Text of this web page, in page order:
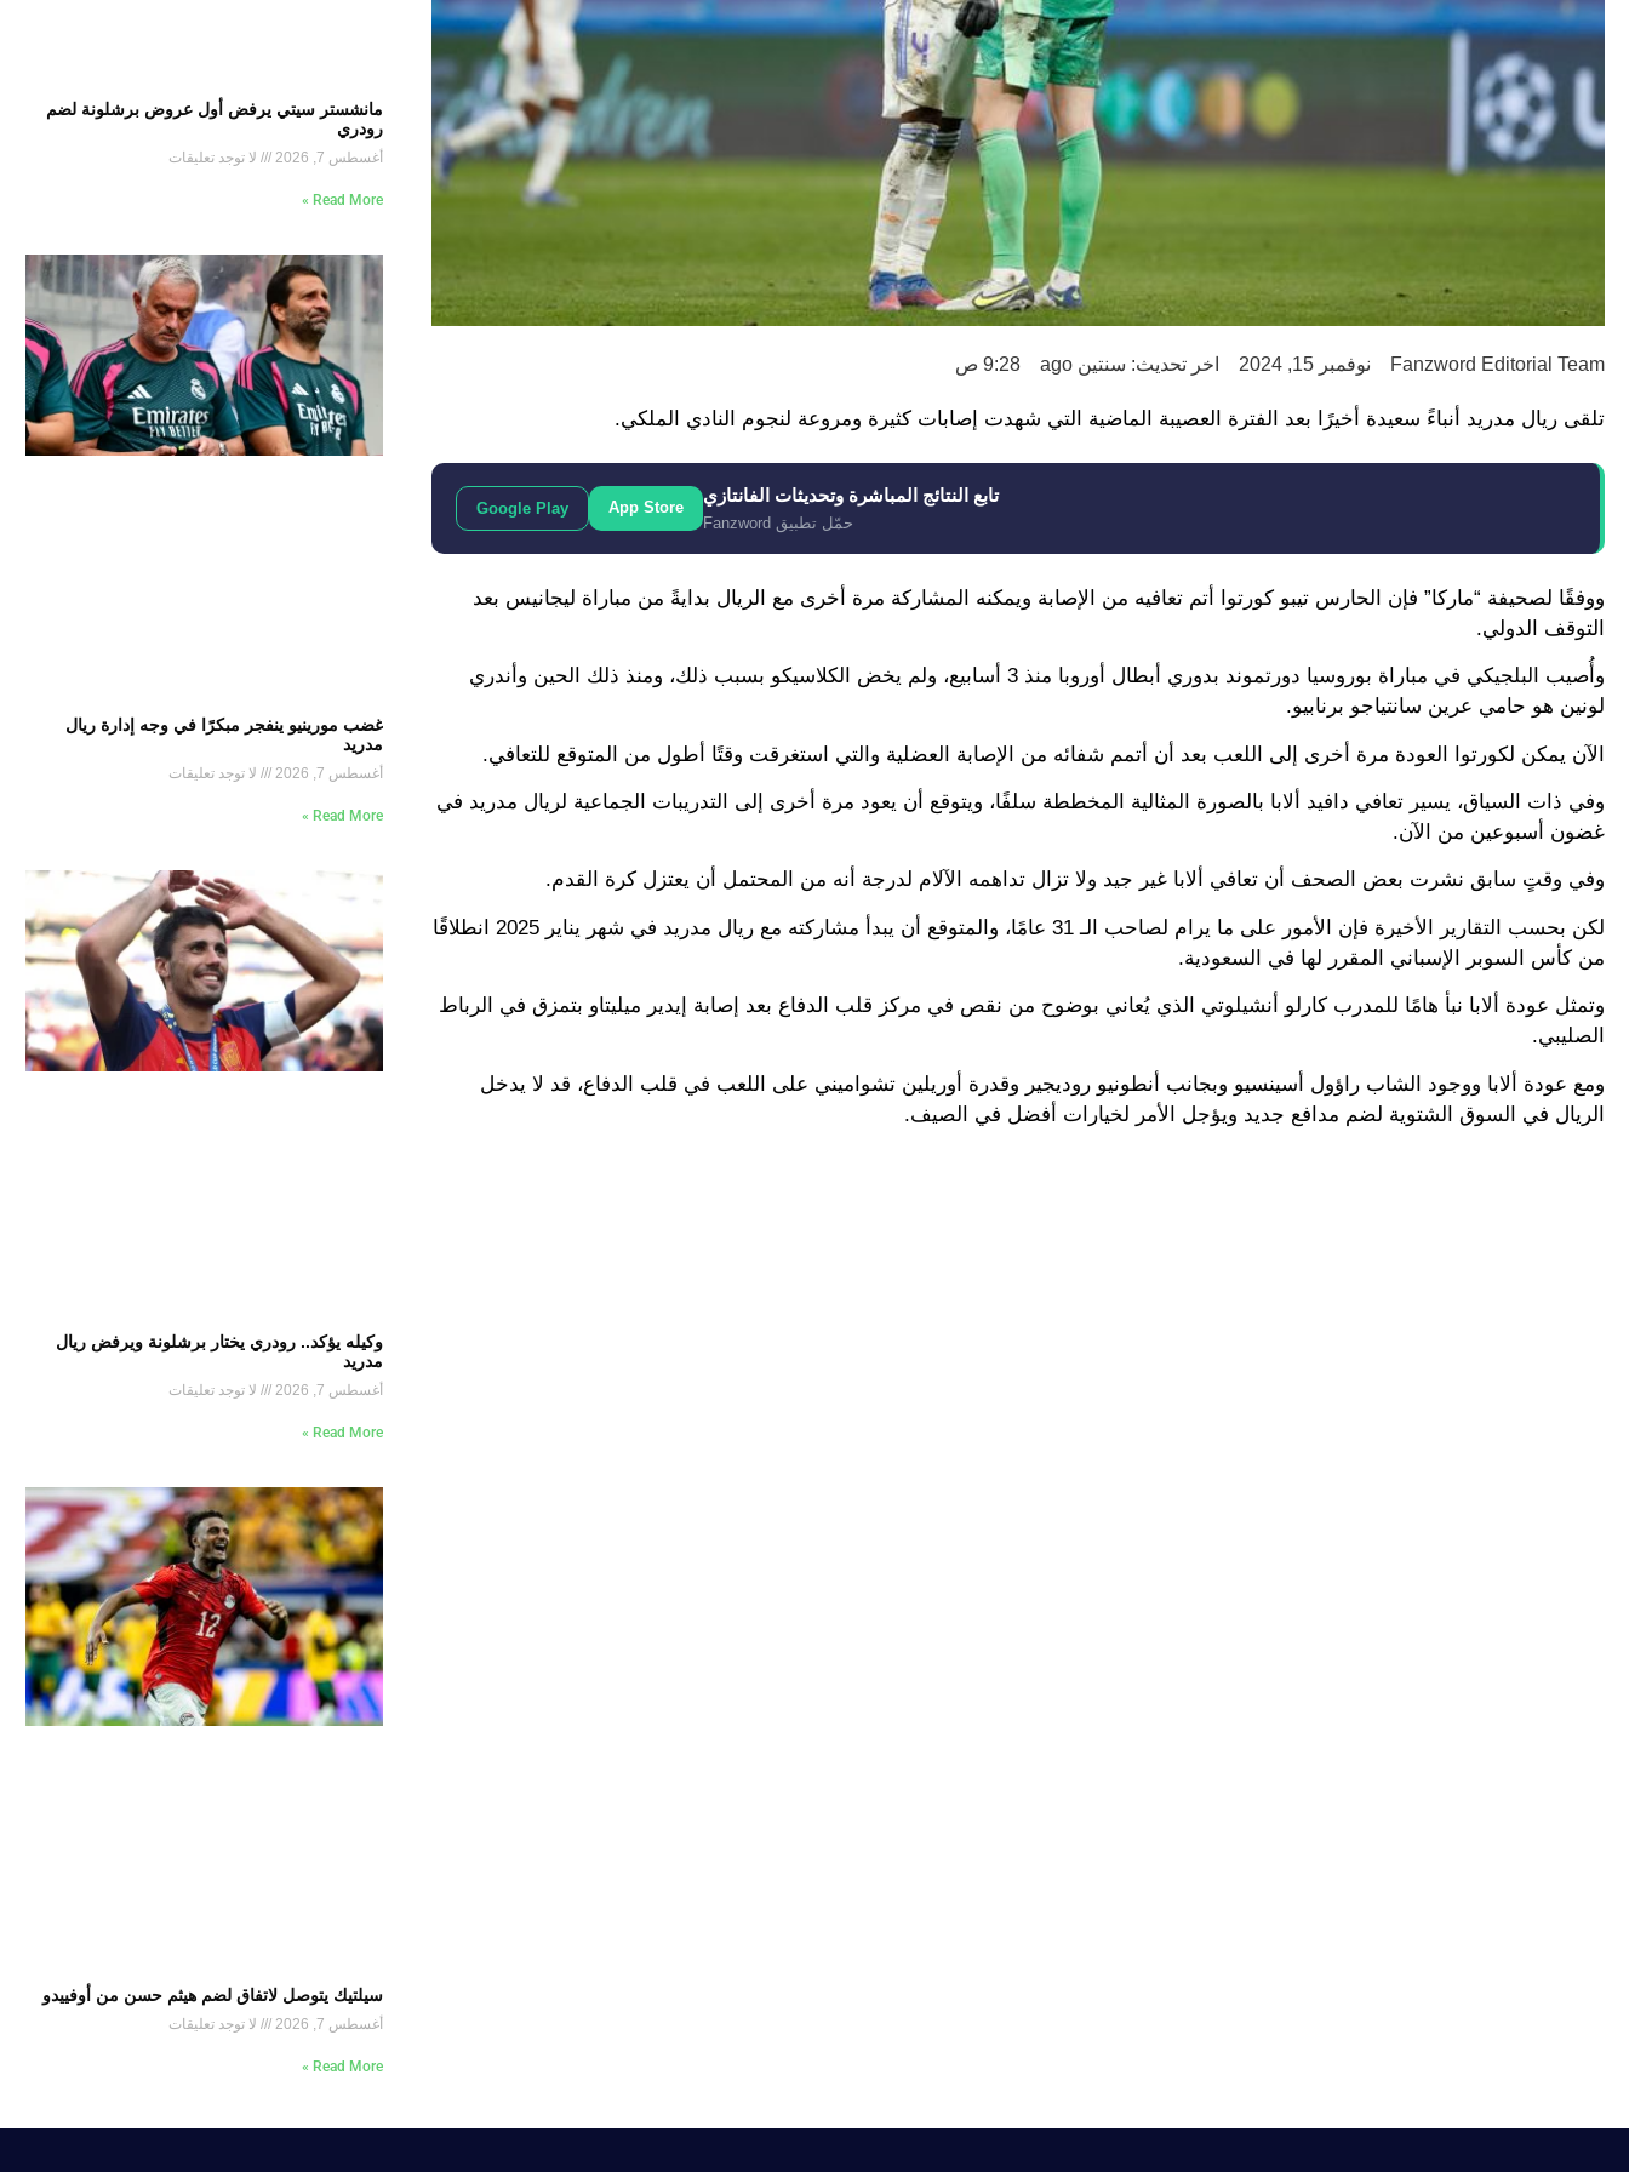
Fanzword Editorial Team نوفمبر 15, 2024 اخر تحديث: سنتين ago 9:28 ص
تلقى ريال مدريد أنباءً سعيدة أخيرًا بعد الفترة العصيبة الماضية التي شهدت إصابات كثيرة ومروعة لنجوم النادي الملكي.
تابع النتائج المباشرة وتحديثات الفانتازي
حمّل تطبيق Fanzword
App Store
Google Play
ووفقًا لصحيفة “ماركا” فإن الحارس تيبو كورتوا أتم تعافيه من الإصابة ويمكنه المشاركة مرة أخرى مع الريال بدايةً من مباراة ليجانيس بعد
التوقف الدولي.
وأُصيب البلجيكي في مباراة بوروسيا دورتموند بدوري أبطال أوروبا منذ 3 أسابيع، ولم يخض الكلاسيكو بسبب ذلك، ومنذ ذلك الحين وأندري
لونين هو حامي عرين سانتياجو برنابيو.
الآن يمكن لكورتوا العودة مرة أخرى إلى اللعب بعد أن أتمم شفائه من الإصابة العضلية والتي استغرقت وقتًا أطول من المتوقع للتعافي.
وفي ذات السياق، يسير تعافي دافيد ألابا بالصورة المثالية المخططة سلفًا، ويتوقع أن يعود مرة أخرى إلى التدريبات الجماعية لريال مدريد في
غضون أسبوعين من الآن.
وفي وقتٍ سابق نشرت بعض الصحف أن تعافي ألابا غير جيد ولا تزال تداهمه الآلام لدرجة أنه من المحتمل أن يعتزل كرة القدم.
لكن بحسب التقارير الأخيرة فإن الأمور على ما يرام لصاحب الـ 31 عامًا، والمتوقع أن يبدأ مشاركته مع ريال مدريد في شهر يناير 2025 انطلاقًا
من كأس السوبر الإسباني المقرر لها في السعودية.
وتمثل عودة ألابا نبأ هامًا للمدرب كارلو أنشيلوتي الذي يُعاني بوضوح من نقص في مركز قلب الدفاع بعد إصابة إيدير ميليتاو بتمزق في الرباط
الصليبي.
ومع عودة ألابا ووجود الشاب راؤول أسينسيو وبجانب أنطونيو روديجير وقدرة أوريلين تشواميني على اللعب في قلب الدفاع، قد لا يدخل
الريال في السوق الشتوية لضم مدافع جديد ويؤجل الأمر لخيارات أفضل في الصيف.
مانشستر سيتي يرفض أول عروض برشلونة لضم
رودري
أغسطس 7, 2026 لا توجد تعليقات
Read More »
غضب مورينيو ينفجر مبكرًا في وجه إدارة ريال
مدريد
أغسطس 7, 2026 لا توجد تعليقات
Read More »
وكيله يؤكد.. رودري يختار برشلونة ويرفض ريال
مدريد
أغسطس 7, 2026 لا توجد تعليقات
Read More »
سيلتيك يتوصل لاتفاق لضم هيثم حسن من أوفييدو
أغسطس 7, 2026 لا توجد تعليقات
Read More »